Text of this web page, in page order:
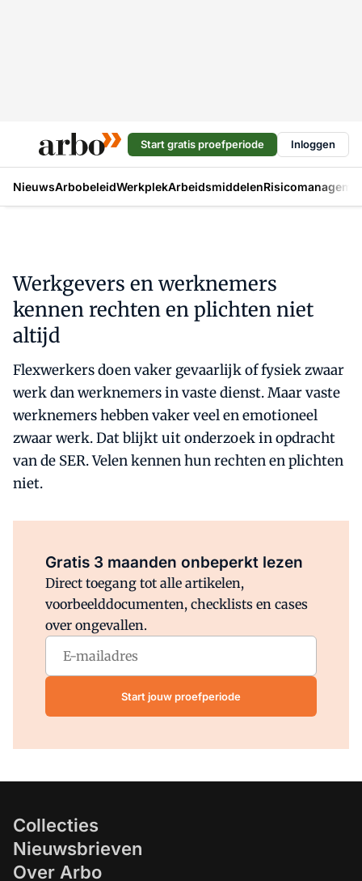
Start gratis proefperiode Inloggen
NieuwsArbobeleidWerkplekArbeidsmiddelen
Werkgevers en werknemers
kennen rechten en plichten niet
altijd
Flexwerkers doen vaker gevaarlijk of fysiek zwaar
werk dan werknemers in vaste dienst. Maar vaste
werknemers hebben vaker veel en emotioneel
zwaar werk. Dat blijkt uit onderzoek in opdracht
van de SER. Velen kennen hun rechten en plichten
niet.
Gratis 3 maanden onbeperkt lezen
Direct toegang tot alle artikelen,
voorbeelddocumenten, checklists en cases
over ongevallen.
Start jouw proefperiode
Collecties
Nieuwsbrieven
Over Arbo